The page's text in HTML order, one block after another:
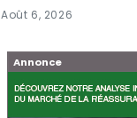
Août 6, 2026
Annonce